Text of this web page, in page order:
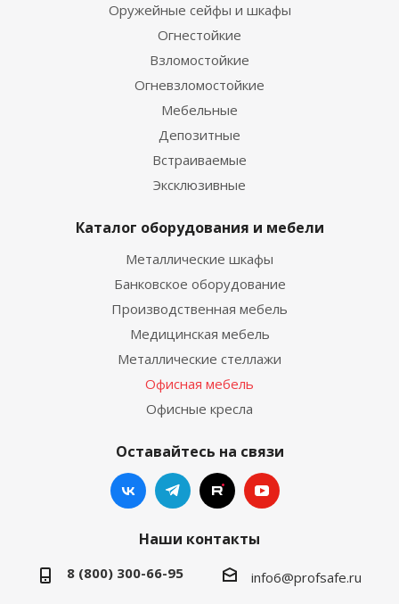
Оружейные сейфы и шкафы
Огнестойкие
Взломостойкие
Огневзломостойкие
Мебельные
Депозитные
Встраиваемые
Эксклюзивные
Каталог оборудования и мебели
Металлические шкафы
Банковское оборудование
Производственная мебель
Медицинская мебель
Металлические стеллажи
Офисная мебель
Офисные кресла
Оставайтесь на связи
Наши контакты
8 (800) 300-66-95 info6@profsafe.ru